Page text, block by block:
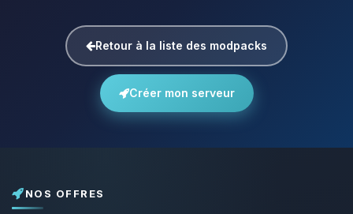
Retour à la liste des modpacks
Créer mon serveur
NOS OFFRES